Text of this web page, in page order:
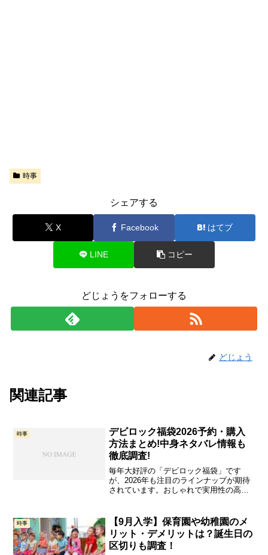
時事
シェアする
X Facebook はてブ
LINE コピー
どじょうをフォローする
どじょう
関連記事
時事
デビロック福袋2026予約・購入
方法まとめ!中身ネタバレ情報も
徹底調査!
毎年大好評の「デビロック福袋」です
が、2026年も注目のラインナップが期待
されています。おしゃれで実用性の高い
ます。今年も予約開始日や購入方法、中
身のネタバレ情報が気に...
時事
【9月入学】保育園や幼稚園のメ
リット・デメリットは？誕生日の
区切りも調査！